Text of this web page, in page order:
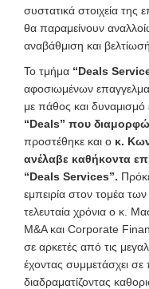
συστατικά στοιχεία της
θα παραμείνουν
αναβάθμιση και
Το τμήμα “Deals
αφοσιωμένων
με πάθος και δυναμισμό
“Deals” που
προστέθηκε και ο κ.
ανέλαβε καθήκοντα
“Deals Services”.
εμπειρία στον τομέα
τελευταία χρόνια ο κ.
Μ&Α και Corporate
σε αρκετές από τις
έχοντας συμμετάσχει
διαδραματίζοντας